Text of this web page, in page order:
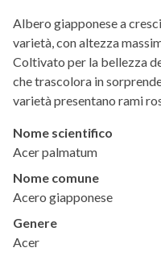
Albero giapponese a
varietà, con altezza
Coltivato per la bellezza
che trascolora in
varietà presentano rami
Nome scientifico
Acer palmatum
Nome comune
Acero giapponese
Genere
Acer